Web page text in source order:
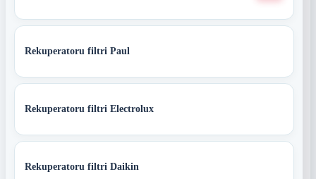
Rekuperatoru filtri Paul
Rekuperatoru filtri Electrolux
Rekuperatoru filtri Daikin